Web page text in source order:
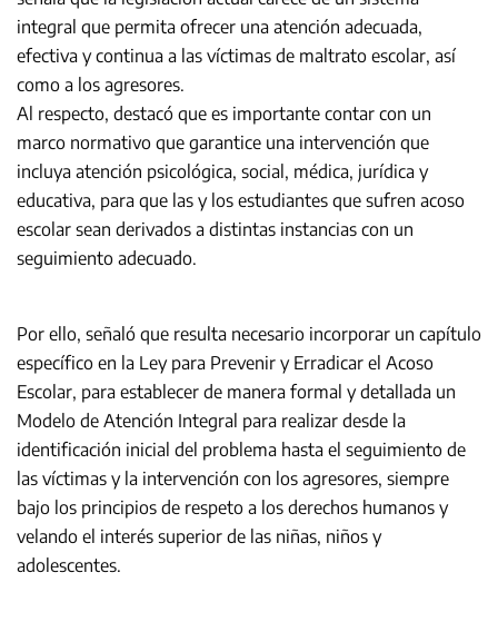
integral que permita ofrecer una atención adecuada,
efectiva y continua a las víctimas de maltrato escolar, así
como a los agresores.
Al respecto, destacó que es importante contar con un
marco normativo que garantice una intervención que
incluya atención psicológica, social, médica, jurídica y
educativa, para que las y los estudiantes que sufren acoso
escolar sean derivados a distintas instancias con un
seguimiento adecuado.
Por ello, señaló que resulta necesario incorporar un capítulo
específico en la Ley para Prevenir y Erradicar el Acoso
Escolar, para establecer de manera formal y detallada un
Modelo de Atención Integral para realizar desde la
identificación inicial del problema hasta el seguimiento de
las víctimas y la intervención con los agresores, siempre
bajo los principios de respeto a los derechos humanos y
velando el interés superior de las niñas, niños y
adolescentes.